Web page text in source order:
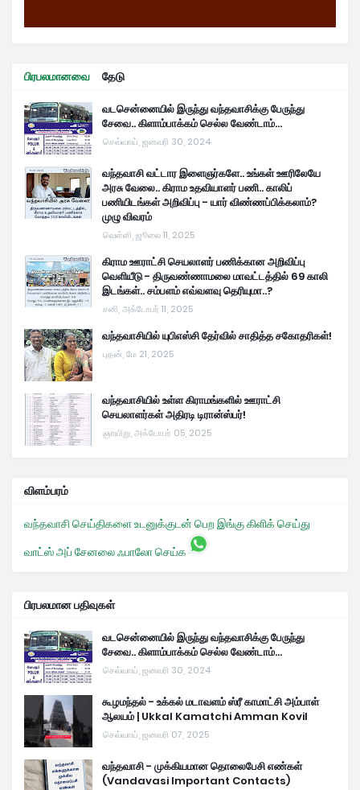
பிரபலமானவை தேடு
வடசென்னையில் இருந்து வந்தவாசிக்கு பேருந்து
சேவை.. கிளாம்பாக்கம் செல்ல வேண்டாம்...
செவ்வாய், ஜனவரி 30, 2024
வந்தவாசி வட்டார இளைஞர்களே.. உங்கள் ஊரிலேயே
அரசு வேலை.. கிராம உதவியாளர் பணி.. காலிப்
பணியிடங்கள் அறிவிப்பு - யார் விண்ணப்பிக்கலாம்?
முழு விவரம்
வெள்ளி, ஜூலை 11, 2025
கிராம ஊராட்சி செயலாளர் பணிக்கான அறிவிப்பு
வெளியீடு - திருவண்ணாமலை மாவட்டத்தில் 69 காலி
இடங்கள்.. சம்பளம் எவ்வளவு தெரியுமா..?
சனி, அக்டோபர் 11, 2025
வந்தவாசியில் யுபிஎஸ்சி தேர்வில் சாதித்த சகோதரிகள்!
புதன், மே 21, 2025
வந்தவாசியில் உள்ள கிராமங்களில் ஊராட்சி
செயலாளர்கள் அதிரடி டிரான்ஸ்பர்!
ஞாயிறு, அக்டோபர் 05, 2025
விளம்பரம்
வந்தவாசி செய்திகளை உடனுக்குடன் பெற இங்கு கிளிக் செய்து
வாட்ஸ் அப் சேனலை ஃபாலோ செய்க
பிரபலமான பதிவுகள்
வடசென்னையில் இருந்து வந்தவாசிக்கு பேருந்து
சேவை.. கிளாம்பாக்கம் செல்ல வேண்டாம்...
செவ்வாய், ஜனவரி 30, 2024
கூழமந்தல் - உக்கல் மடாவளம் ஸ்ரீ காமாட்சி அம்பாள்
ஆலயம் | Ukkal Kamatchi Amman Kovil
செவ்வாய், ஜனவரி 07, 2025
வந்தவாசி - முக்கியமான தொலைபேசி எண்கள்
(Vandavasi Important Contacts)